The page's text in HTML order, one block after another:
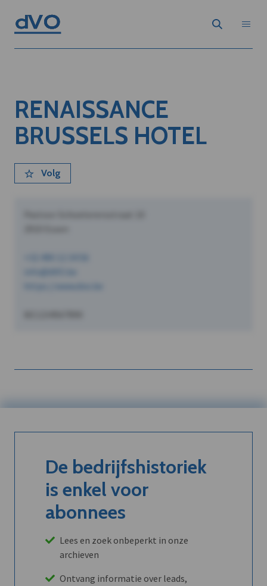
RENAISSANCE
BRUSSELS HOTEL
Volg
De bedrijfshistoriek
is enkel voor
abonnees
Lees en zoek onbeperkt in onze
archieven
Ontvang informatie over leads,